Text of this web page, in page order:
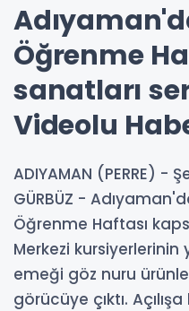
Öğrenme
sanatları
Videolu
ADIYAMAN (PERRE) -
GÜRBÜZ -
Öğrenme Haftası
Merkezi kursiyerlerinin
emeği göz nuru
görücüye çıktı.